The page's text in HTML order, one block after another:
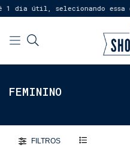
dia útil, selecionando essa
FEMININO
FILTROS